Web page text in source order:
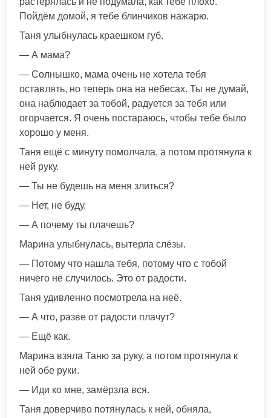
Пойдём домой, я тебе блинчиков нажарю.
Таня улыбнулась краешком губ.
— А мама?
— Солнышко, мама очень не хотела тебя
оставлять, но теперь она на небесах. Ты не думай,
она наблюдает за тобой, радуется за тебя или
огорчается. Я очень постараюсь, чтобы тебе было
хорошо у меня.
Таня ещё с минуту помолчала, а потом протянула к
ней руку.
— Ты не будешь на меня злиться?
— Нет, не буду.
— А почему ты плачешь?
Марина улыбнулась, вытерла слёзы.
— Потому что нашла тебя, потому что с тобой
ничего не случилось. Это от радости.
Таня удивленно посмотрела на неё.
— А что, разве от радости плачут?
— Ещё как.
Марина взяла Таню за руку, а потом протянула к
ней обе руки.
— Иди ко мне, замёрзла вся.
Таня доверчиво потянулась к ней, обняла,